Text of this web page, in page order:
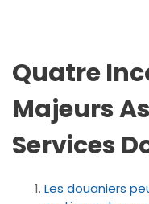
Quatre
Majeurs
Services
Les douaniers